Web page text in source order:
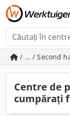
/ ... / Second
Centre de
cumpărați